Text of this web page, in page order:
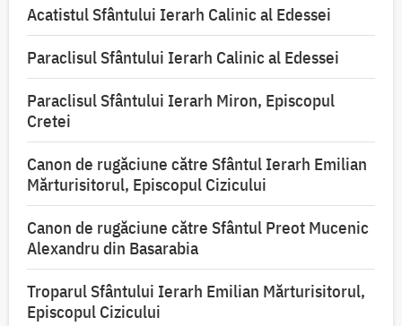
Acatistul Sfântului Ierarh Calinic al Edessei
Paraclisul Sfântului Ierarh Calinic al Edessei
Paraclisul Sfântului Ierarh Miron, Episcopul
Cretei
Canon de rugăciune către Sfântul Ierarh Emilian
Mărturisitorul, Episcopul Cizicului
Canon de rugăciune către Sfântul Preot Mucenic
Alexandru din Basarabia
Troparul Sfântului Ierarh Emilian Mărturisitorul,
Episcopul Cizicului